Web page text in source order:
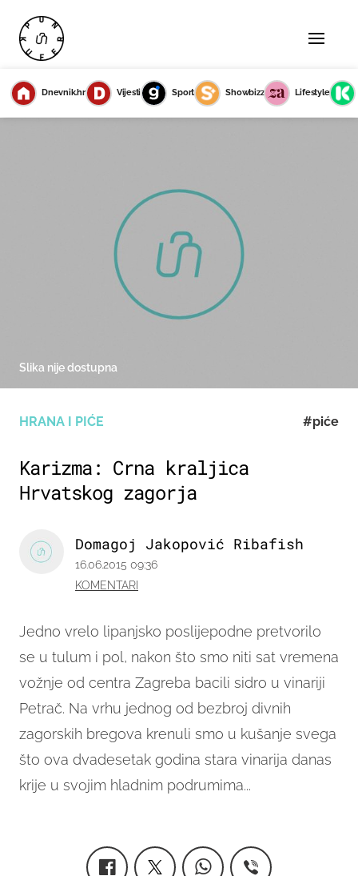
Dnevnik.hr Vijesti Sport Showbizz Lifestyle
HRANA I PIĆE #piće
Karizma: Crna kraljica
Hrvatskog zagorja
Jedno vrelo lipanjsko poslijepodne pretvorilo
se u tulum i pol, nakon što smo niti sat vremena
vožnje od centra Zagreba bacili sidro u vinariji
Petrač. Na vrhu jednog od bezbroj divnih
zagorskih bregova krenuli smo u kušanje svega
što ova dvadesetak godina stara vinarija danas
krije u svojim hladnim podrumima...
Domagoj Jakopović Ribafish
16.06.2015 09:36
KOMENTARI
Slika nije dostupna